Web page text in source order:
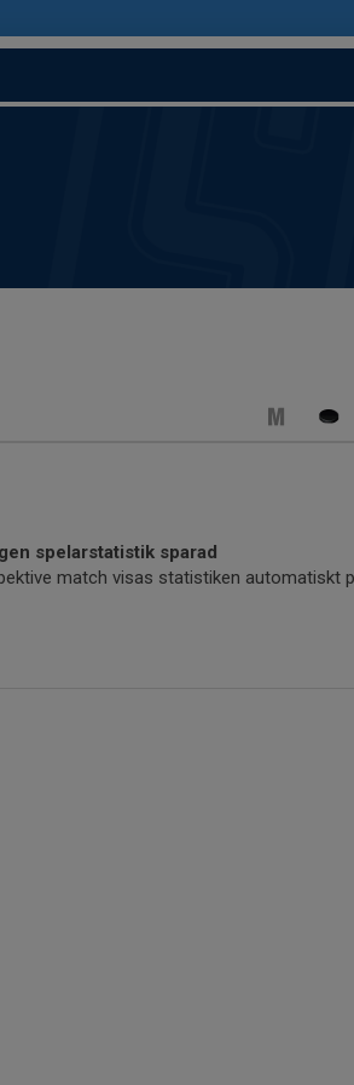
spelarstatistik sparad
match visas statistiken automatiskt